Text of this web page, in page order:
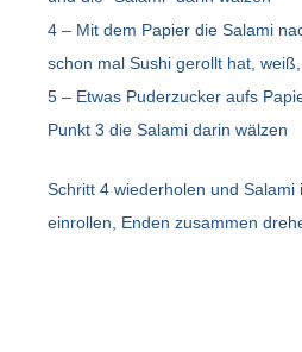
4 – Mit dem Papier die Salami
schon mal Sushi gerollt hat,
5 – Etwas Puderzucker aufs
Punkt 3 die Salami darin wälzen
Schritt 4 wiederholen und Salami
einrollen, Enden zusammen